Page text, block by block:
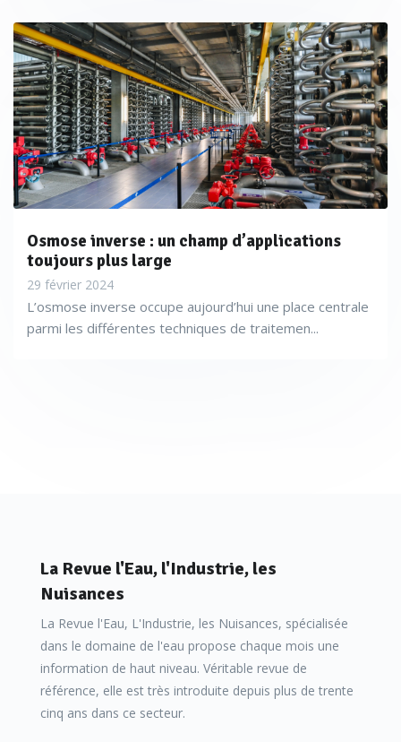
Osmose inverse : un champ d’applications
toujours plus large
29 février 2024
L’osmose inverse occupe aujourd’hui une place centrale
parmi les différentes techniques de traitemen...
La Revue l'Eau, l'Industrie, les
Nuisances
La Revue l'Eau, L'Industrie, les Nuisances, spécialisée
dans le domaine de l'eau propose chaque mois une
information de haut niveau. Véritable revue de
référence, elle est très introduite depuis plus de trente
cinq ans dans ce secteur.